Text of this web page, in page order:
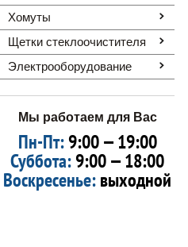
Хомуты
Щетки стеклоочистителя
Электрооборудование
Мы работаем для Вас
Пн-Пт:9:00 — 19:00
Суббота:9:00 — 18:00
Воскресенье:выходной